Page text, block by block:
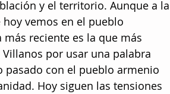
y el territorio. Aunque a la
vemos en el pueblo
reciente es la que más
por usar una palabra
con el pueblo armenio
Hoy siguen las tensiones